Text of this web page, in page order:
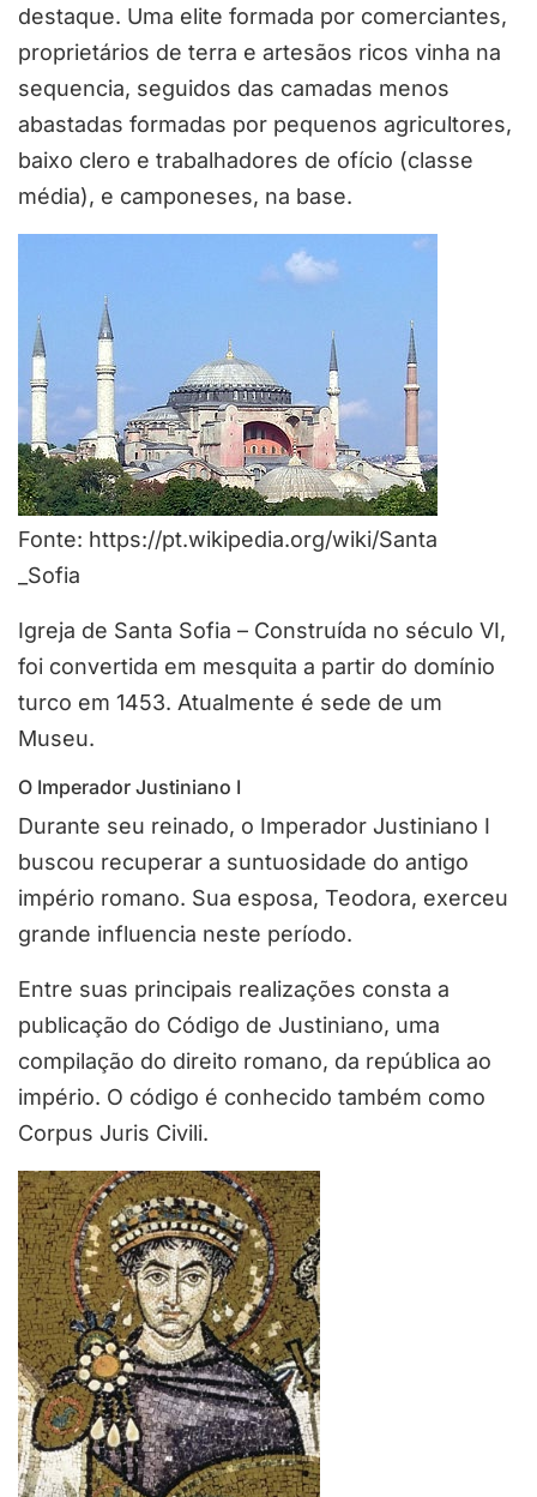
destaque. Uma elite formada por comerciantes,
proprietários de terra e artesãos ricos vinha na
sequencia, seguidos das camadas menos
abastadas formadas por pequenos agricultores,
baixo clero e trabalhadores de ofício (classe
média), e camponeses, na base.
Fonte: https://pt.wikipedia.org/wiki/Santa
_Sofia
Igreja de Santa Sofia – Construída no século VI,
foi convertida em mesquita a partir do domínio
turco em 1453. Atualmente é sede de um
Museu.
O Imperador Justiniano I
Durante seu reinado, o Imperador Justiniano I
buscou recuperar a suntuosidade do antigo
império romano. Sua esposa, Teodora, exerceu
grande influencia neste período.
Entre suas principais realizações consta a
publicação do Código de Justiniano, uma
compilação do direito romano, da república ao
império. O código é conhecido também como
Corpus Juris Civili.